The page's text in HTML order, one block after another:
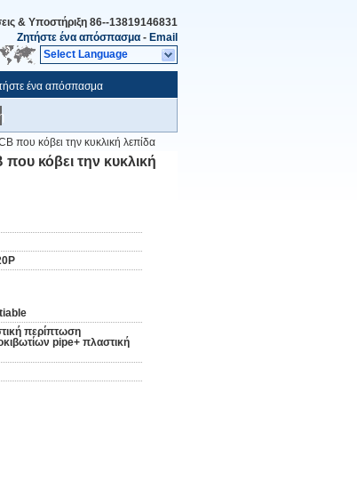
& Υποστήριξη 86--13819146831
Ζητήστε ένα απόσπασμα - Email
Select Language
ένα απόσπασμα
που κόβει την κυκλική λεπίδα
που κόβει την κυκλική
περίπτωση
pipe+ πλαστική